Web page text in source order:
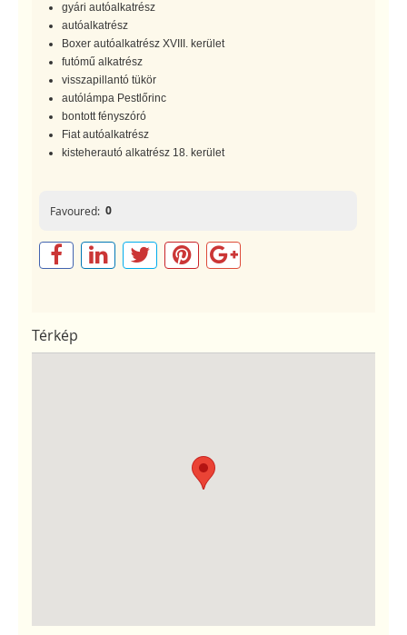
gyári autóalkatrész
autóalkatrész
Boxer autóalkatrész XVIII. kerület
futómű alkatrész
visszapillantó tükör
autólámpa Pestlőrinc
bontott fényszóró
Fiat autóalkatrész
kisteherautó alkatrész 18. kerület
Favoured: 0
Térkép